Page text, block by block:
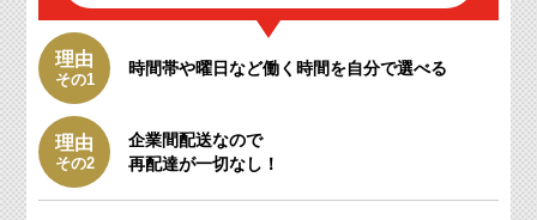
理由
その1
時間帯や曜日など働く時間を自分で選べる
理由
その2
企業間配送なので
再配達が一切なし！